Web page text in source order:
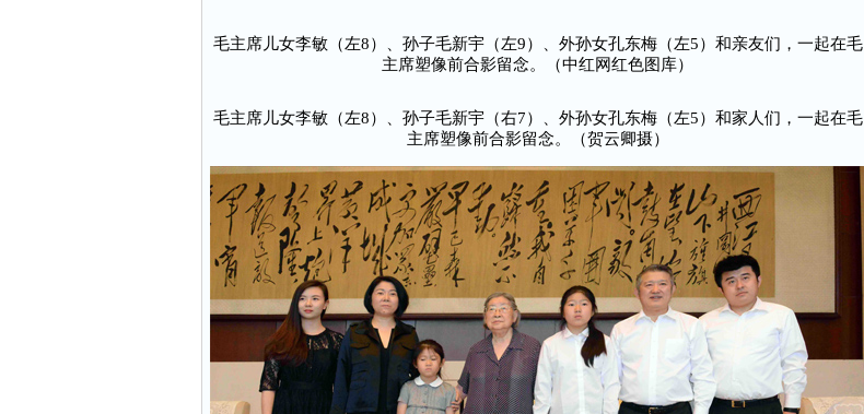
毛主席儿女李敏（左8）、孙子毛新宇（左9）、外孙女孔东梅（左5）和亲友们，一起在毛
主席塑像前合影留念。（中红网红色图库）
毛主席儿女李敏（左8）、孙子毛新宇（右7）、外孙女孔东梅（左5）和家人们，一起在毛
主席塑像前合影留念。（贺云卿摄）